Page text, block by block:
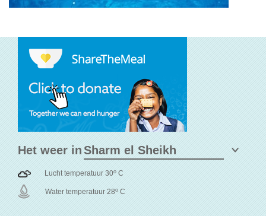
Het weer in
Lucht temperatuur 30o C
Water temperatuur 28o C